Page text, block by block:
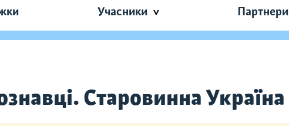
Учасники Партнери
Старовинна Україна